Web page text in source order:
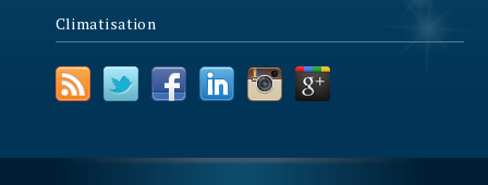
Climatisation